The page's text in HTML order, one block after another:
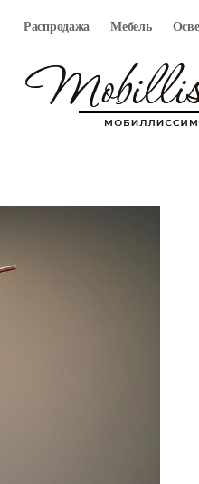
Распродажа Мебель